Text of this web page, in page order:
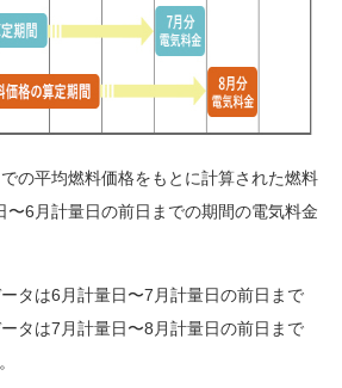
の平均燃料価格をもとに計算された燃料
〜6月計量日の前日までの期間の電気料金
タは6月計量日〜7月計量日の前日まで
タは7月計量日〜8月計量日の前日まで